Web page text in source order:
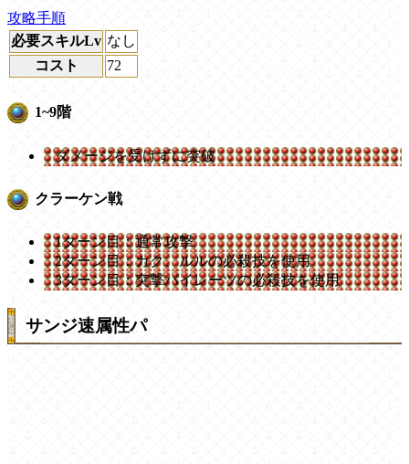
攻略手順
必要スキルLv なし
コスト
72
1~9階
ダメージを受けずに突破
クラーケン戦
1ターン目：通常攻撃
2ターン目：カク、ルルの必殺技を使用
3ターン目：突撃パイレーツの必殺技を使用
サンジ速属性パ